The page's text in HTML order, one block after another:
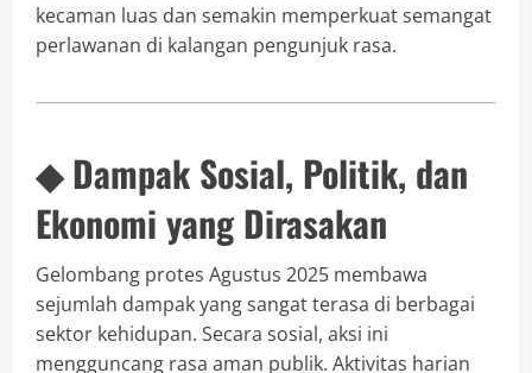
kecaman luas dan semakin memperkuat semangat
perlawanan di kalangan pengunjuk rasa.
◆ Dampak Sosial, Politik, dan
Ekonomi yang Dirasakan
Gelombang protes Agustus 2025 membawa
sejumlah dampak yang sangat terasa di berbagai
sektor kehidupan. Secara sosial, aksi ini
mengguncang rasa aman publik. Aktivitas harian